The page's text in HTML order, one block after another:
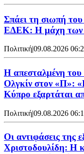
Σπάει τη σιωπή του
ΕΔΕΚ: Η μάχη των
Πολιτική|09.08.2026
Η απεσταλμένη
Ολγκίν στον «Π»:
Κύπρο εξαρτάται
Πολιτική|09.08.2026
Οι αντιφάσεις της
Χριστοδουλίδη: Η